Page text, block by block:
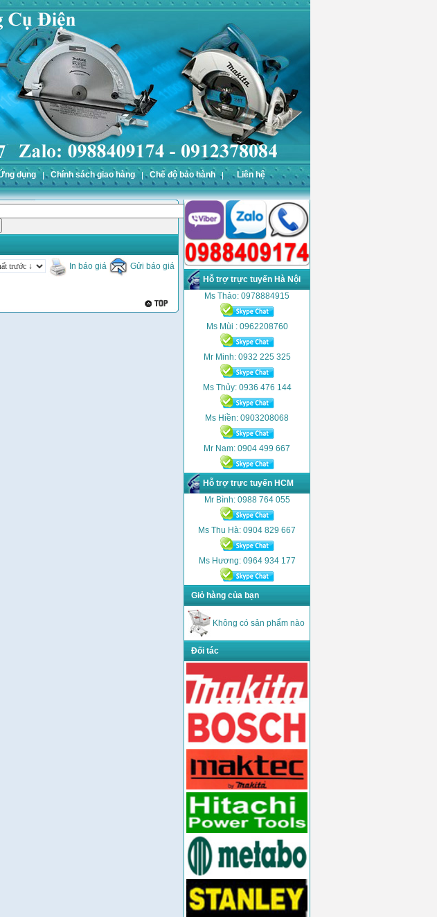
dụng Chính sách giao hàng Chế độ bảo hành Liên hệ
In báo giá
Gửi báo giá
Hỗ trợ trực tuyến Hà Nội
Ms Thảo: 0978884915
Ms Mùi : 0962208760
Mr Minh: 0932 225 325
Ms Thủy: 0936 476 144
Ms Hiền: 0903208068
Mr Nam: 0904 499 667
Hỗ trợ trực tuyến HCM
Mr Bình: 0988 764 055
Ms Thu Hà: 0904 829 667
Ms Hương: 0964 934 177
Giỏ hàng của bạn
Không có sản phẩm nào
Đối tác